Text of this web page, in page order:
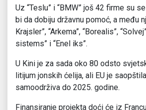
Uz “Teslu” i “BMW” još 42 firme su
bi da dobiju državnu pomoć, a među
Krajsler”, “Arkema”, “Borealis”,
sistems” i “Enel iks”.
U Kini je za sada oko 80 odsto
litijum jonskih ćelija, ali EU je
samoodrživa do 2025. godine.
Finansiranje projekta doći će iz